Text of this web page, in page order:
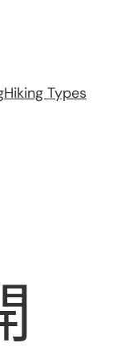
Hiking Types